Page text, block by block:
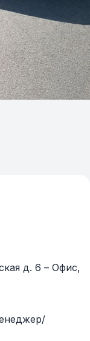
д. 6 – Офис,